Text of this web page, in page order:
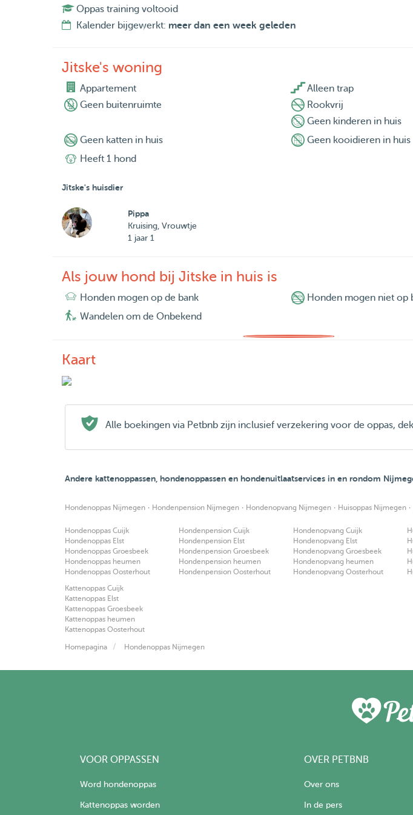
Oppas training voltooid
Kalender bijgewerkt: meer dan een week geleden
Jitske's woning
Appartement Alleen trap
Geen buitenruimte
Rookvrij
Geen kinderen in huis
Geen katten in huis
Geen kooidieren in huis
Heeft 1 hond
Jitske's huisdier
Pippa
Kruising, Vrouwtje
1 jaar 1
Als jouw hond bij Jitske in huis is
Honden mogen op de bank
Honden mogen niet op
Wandelen om de Onbekend
Kaart
Alle boekingen via Petbnb zijn inclusief verzekering voor de oppas,
Andere kattenoppassen, hondenoppassen en hondenuitlaatservices in en rondom
Hondenoppas Nijmegen · Hondenpension Nijmegen · Hondenopvang Nijmegen · Huisoppas Nijmegen ·
Hondenoppas Cuijk
Hondenoppas Elst
Hondenoppas Groesbeek
Hondenoppas heumen
Hondenoppas Oosterhout
Hondenpension Cuijk
Hondenpension Elst
Hondenpension Groesbeek
Hondenpension heumen
Hondenpension Oosterhout
Hondenopvang Cuijk
Hondenopvang Elst
Hondenopvang Groesbeek
Hondenopvang heumen
Hondenopvang Oosterhout
Kattenoppas Cuijk
Kattenoppas Elst
Kattenoppas Groesbeek
Kattenoppas heumen
Kattenoppas Oosterhout
Homepagina Hondenoppas Nijmegen
VOOR OPPASSEN
Word hondenoppas
Kattenoppas worden
OVER PETBNB
Over ons
In de pers